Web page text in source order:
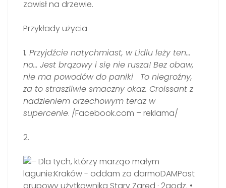
zawisł na drzewie.
Przykłady użycia
1. Przyjdźcie natychmiast, w Lidlu leży ten…
no… Jest brązowy i się nie rusza! Bez obaw,
nie ma powodów do paniki
To niegroźny,
za to straszliwie smaczny okaz. Croissant z
nadzieniem orzechowym teraz w
supercenie. /Facebook.com – reklama/
2.